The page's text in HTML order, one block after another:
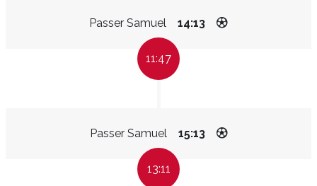
Passer Samuel 14:13
11:47
Passer Samuel 15:13
13:11